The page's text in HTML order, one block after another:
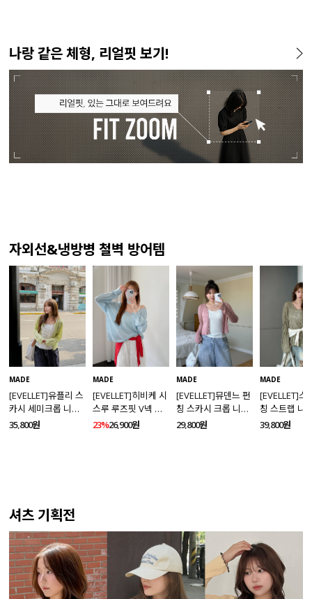
나랑 같은 체형, 리얼핏 보기!
자외선&냉방병 철벽 방어템
MADE
[EVELLET]유플리 스
카시 세미크롭 니트
가디건
35,800원
MADE
[EVELLET]히비케 시
스루 루즈핏 V넥 니
트
23%26,900원
MADE
[EVELLET]뮤덴느 펀
칭 스카시 크롭 니트
가디건
29,800원
MADE
[EVELLET]스
칭 스트랩 니
39,800원
셔츠 기획전